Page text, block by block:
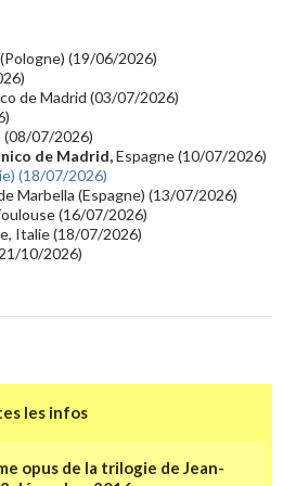
(16) Synthé 80's
Cinéma
(15)
(14) (14)
Chine(13)
(19/06/2026)
de Madrid (03/07/2026)
(08/07/2026)
de Madrid,Espagne (10/07/2026)
(18/07/2026)
Marbella (Espagne) (13/07/2026)
(16/07/2026)
Italie (18/07/2026)
10/2026)